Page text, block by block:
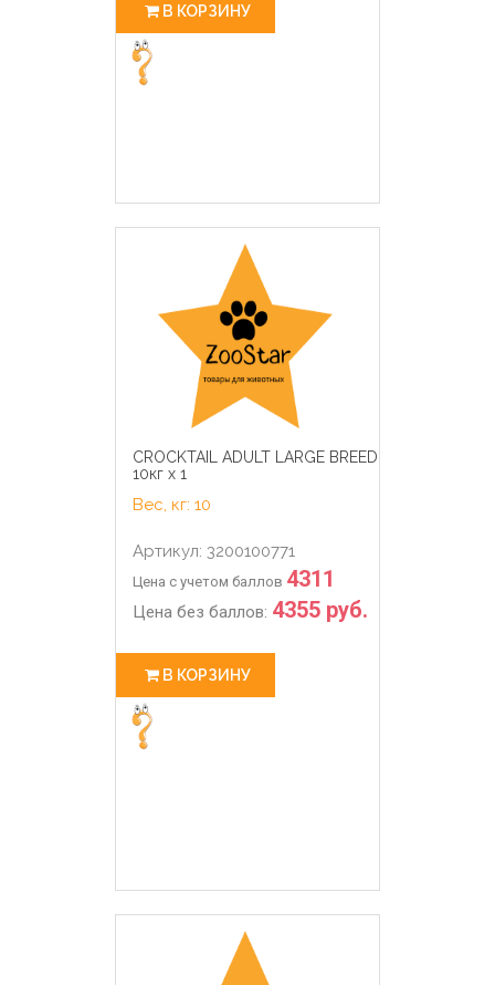
В КОРЗИНУ
CROCKTAIL ADULT LARGE BREED
10кг х 1
Вес, кг: 10
Артикул: 3200100771
Цена с учетом баллов 4311
Цена без баллов: 4355 руб.
В КОРЗИНУ